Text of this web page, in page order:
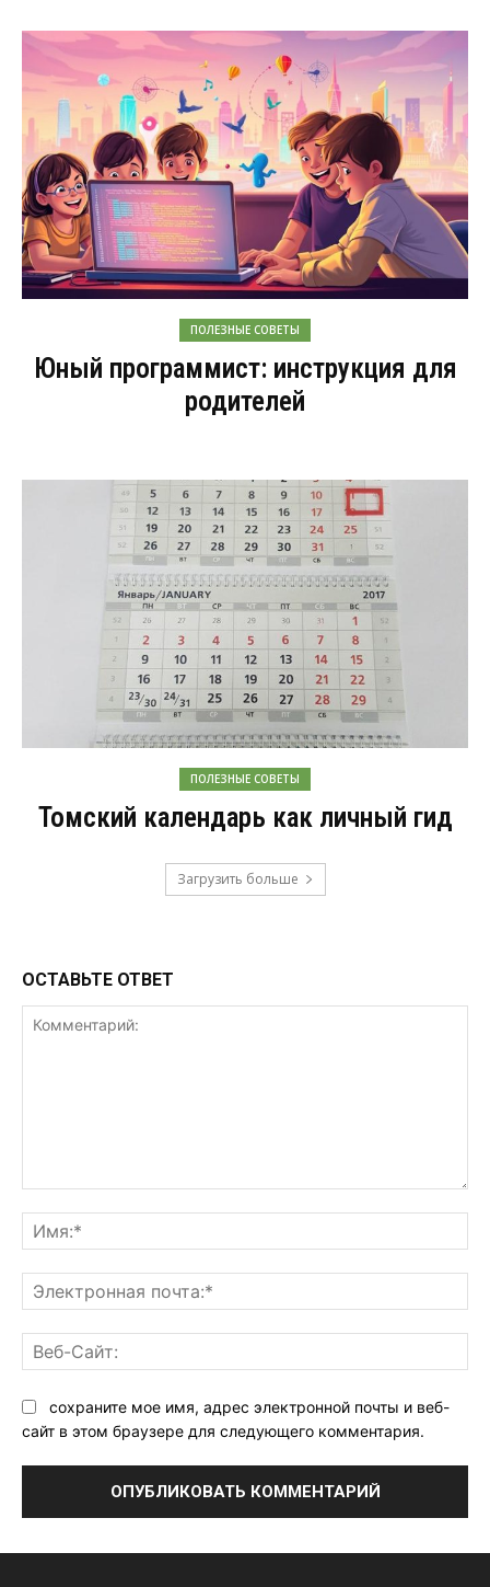
ПОЛЕЗНЫЕ СОВЕТЫ
Юный программист: инструкция для
родителей
ПОЛЕЗНЫЕ СОВЕТЫ
Томский календарь как личный гид
Загрузить больше
ОСТАВЬТЕ ОТВЕТ
сохраните мое имя, адрес электронной почты и веб-
сайт в этом браузере для следующего комментария.